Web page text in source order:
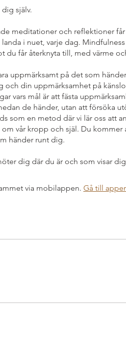
själv.
meditationer och reflektioner
landa i nuet, varje dag.
du får återknyta till, med värme
uppmärksamt på det som
och din uppmärksamhet på
vars mål är att fästa
de händer, utan att försöka
som en metod där vi lär oss att
vår kropp och själ. Du kommer
händer runt dig.
dig där du är och som visar
via mobilappen. Gå till